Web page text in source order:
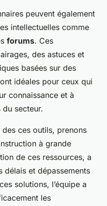
peuvent également
intellectuelles comme
forums. Ces
des astuces et
basées sur des
idéales pour ceux qui
connaissance et à
secteur.
ces outils, prenons
à grande
de ces ressources, a
délais et dépassements
solutions, l’équipe a
les